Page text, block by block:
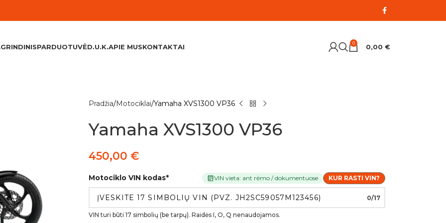
PARDUOTUVĖD.U.K.APIE MUSKONTAKTAI 0 0,00 €
Pradžia Motociklai Yamaha XVS1300 VP36
Yamaha XVS1300 VP36
450,00 €
Motociklo VIN kodas* VIN vieta: ant rėmo / dokumentuose KUR RASTI VIN?
0/17
VIN turi būti 17 simbolių (be tarpų). Raidės I, O, Q nenaudojamos.